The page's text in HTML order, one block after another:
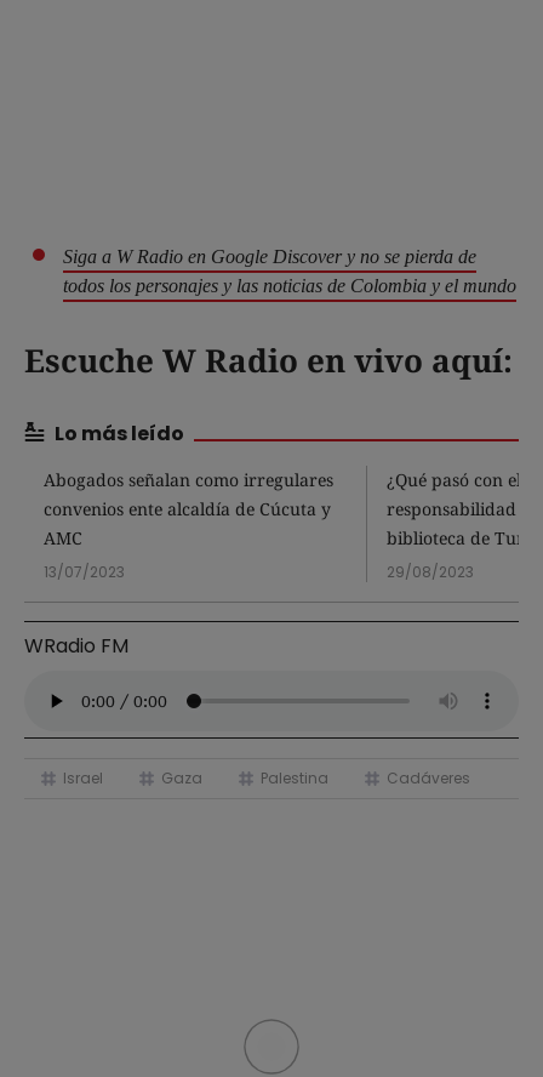
Siga a W Radio en Google Discover y no se pierda de
todos los personajes y las noticias de Colombia y el mundo
Escuche W Radio en vivo aquí:
Lo más leído
Abogados señalan como irregulares
convenios ente alcaldía de Cúcuta y
AMC
13/07/2023
¿Qué pasó con el
responsabilidad
biblioteca de
29/08/2023
WRadio FM
Israel Gaza Palestina Cadáveres